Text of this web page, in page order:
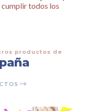
cumplir todos los
productos de